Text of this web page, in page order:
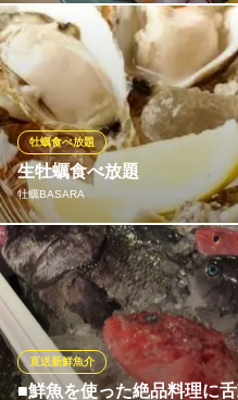
京王線府中駅 徒歩2分
東京都府中市宮町1-100 ル・シーニュ
阿吽の御造里で使用する魚はす
旬の魚を仕入れています。
割烹 阿吽
完全個室と本格会席料理
京王競馬場線府中競馬正門前
東京都府中市宮町2-22-18
生牡蠣食べ放題
牡蠣BASARA
牡蠣食べ放題
北海道、広島、宮城、長崎など
となります。生牡蠣、蒸し牡
食べ方で牡蠣をご堪能ください
牡蠣BASARA
牡蠣と日本酒専門店
■鮮魚を使った絶品料理に
直送新鮮魚介